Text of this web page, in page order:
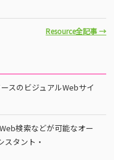
Resource全記事 →
スのビジュアルWebサイ
検索などが可能なオー
スタント・